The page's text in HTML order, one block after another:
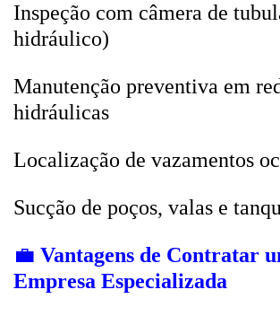
Inspeção com câmera de
hidráulico)
Manutenção preventiva em
hidráulicas
Localização de vazamentos
Sucção de poços, valas e
💼 Vantagens de Contratar
Empresa Especializada